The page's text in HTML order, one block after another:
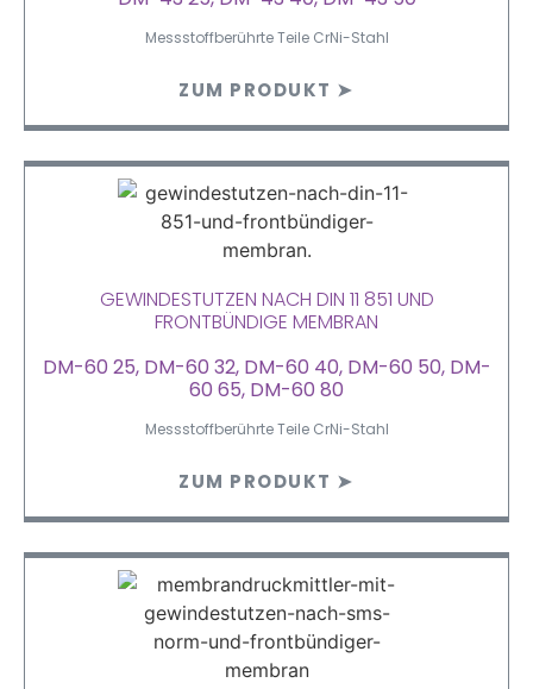
Messstoffberührte Teile CrNi-Stahl
ZUM PRODUKT ➤
GEWINDESTUTZEN NACH DIN 11 851 UND
FRONTBÜNDIGE MEMBRAN
DM-60 25, DM-60 32, DM-60 40, DM-60 50, DM-
60 65, DM-60 80
Messstoffberührte Teile CrNi-Stahl
ZUM PRODUKT ➤